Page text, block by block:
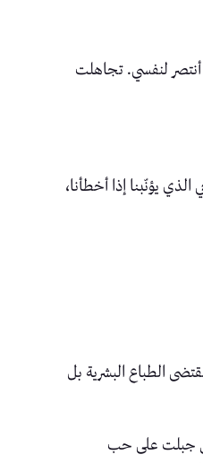
لنفسي. تجاهلت
يؤنّبنا إذا أخطأنا،
الطباع البشرية بل
جبلت على حب